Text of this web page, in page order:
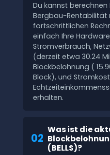
Du kannst berechnen
Bergbau-Rentabilität
fortschrittlichen
einfach Ihre
Stromverbrauch,
(derzeit etwa 30.24
Blockbelohnung (
Block), und
erhalten.
02
Was ist die
(BELLS)?